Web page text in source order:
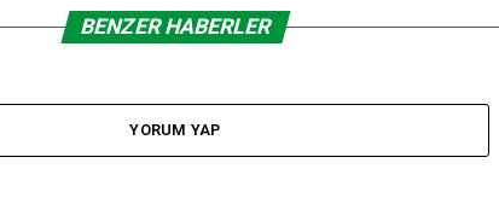
BENZER HABERLER
YORUM YAP